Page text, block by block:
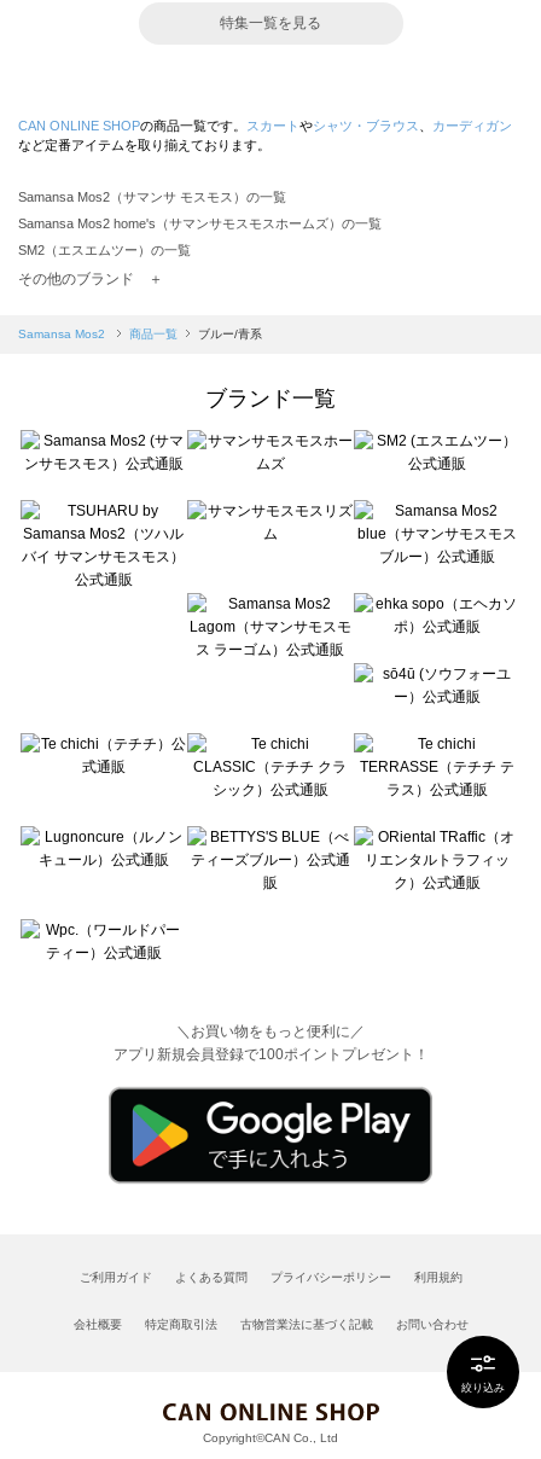
絞り込み
特集一覧を見る
CAN ONLINE SHOPの商品一覧です。 スカート やシャツ・ブラウス
カーディガン
など定番アイテムを取り揃えております。
Samansa Mos2（サマンサ モスモス）の一覧
Samansa Mos2 home's（サマンサモスモスホームズ）の一覧
SM2（エスエムツー）の一覧
TSUHARU by Samansa Mos2（ツハルバイサマンサモスモス）の一覧
Samansa Mos2 blue（サマンサモスモス ブルー）の一覧
Te chichi（テチチ）の一覧
Te chichi CLASSIC（テチチ クラシック）の一覧
Lugnoncure（ルノンキュール）の一覧
BETTY'S BLUE（べティーズブルー）の一覧
Wpc.（ワールドパーティー）の一覧
その他のブランド ＋
Samansa Mos2 商品一覧 ブルー/青系
ブランド一覧
＼お買い物をもっと便利に／
アプリ新規会員登録で100ポイントプレゼント！
ご利用ガイド よくある質問 プライバシーポリシー 利用規約
会社概要 特定商取引法 古物営業法に基づく記載 お問い合わせ
Copyright©CAN Co., Ltd